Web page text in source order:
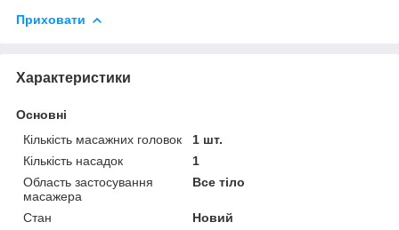
Приховати
Характеристики
Основні
Кількість масажних головок
1 шт.
Кількість насадок
1
Область застосування
масажера
Все тіло
Стан
Новий